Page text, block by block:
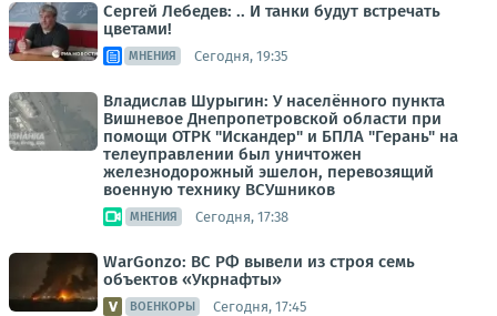
Сергей Лебедев: .. И танки будут встречать
цветами!
МНЕНИЯ Сегодня, 19:35
Владислав Шурыгин: У населённого пункта
Вишневое Днепропетровской области при
помощи ОТРК "Искандер" и БПЛА "Герань" на
телеуправлении был уничтожен
железнодорожный эшелон, перевозящий
военную технику ВСУшников
МНЕНИЯ Сегодня, 17:38
WarGonzo: ВС РФ вывели из строя семь
объектов «Укрнафты»
ВОЕНКОРЫ Сегодня, 17:45